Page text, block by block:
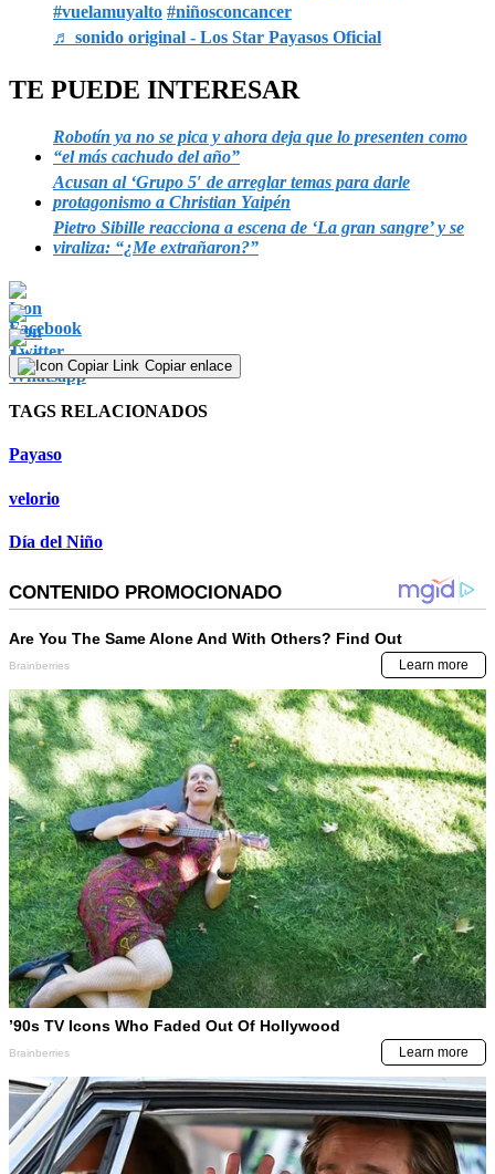
#vuelamuyalto #niñosconcancer
♬ sonido original - Los Star Payasos Oficial
TE PUEDE INTERESAR
Robotín ya no se pica y ahora deja que lo presenten como
“el más cachudo del año”
Acusan al ‘Grupo 5′ de arreglar temas para darle
protagonismo a Christian Yaipén
Pietro Sibille reacciona a escena de ‘La gran sangre’ y se
viraliza: “¿Me extrañaron?”
Copiar enlace
TAGS RELACIONADOS
Payaso
velorio
Día del Niño